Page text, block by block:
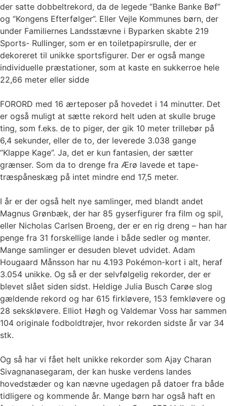
der satte dobbeltrekord, da de legede “Banke Banke Bøf”
og “Kongens Efterfølger”. Eller Vejle Kommunes børn, der
under Familiernes Landsstævne i Byparken skabte 219
Sports- Rullinger, som er en toiletpapirsrulle, der er
dekoreret til unikke sportsfigurer. Der er også mange
individuelle præstationer, som at kaste en sukkerroe hele
22,66 meter eller sidde
FORORD med 16 ærteposer på hovedet i 14 minutter. Det
er også muligt at sætte rekord helt uden at skulle bruge
ting, som f.eks. de to piger, der gik 10 meter trillebør på
6,4 sekunder, eller de to, der leverede 3.038 gange
“Klappe Kage”. Ja, det er kun fantasien, der sætter
grænser. Som da to drenge fra Ærø lavede et tape-
træspåneskæg på intet mindre end 17,5 meter.
I år er der også helt nye samlinger, med blandt andet
Magnus Grønbæk, der har 85 gyserfigurer fra film og spil,
eller Nicholas Carlsen Broeng, der er en rig dreng – han har
penge fra 31 forskellige lande i både sedler og mønter.
Mange samlinger er desuden blevet udvidet. Adam
Hougaard Månsson har nu 4.193 Pokémon-kort i alt, heraf
3.054 unikke. Og så er der selvfølgelig rekorder, der er
blevet slået siden sidst. Heldige Julia Busch Carøe slog
gældende rekord og har 615 firkløvere, 153 femkløvere og
28 sekskløvere. Elliot Høgh og Valdemar Voss har sammen
104 originale fodboldtrøjer, hvor rekorden sidste år var 34
stk.
Og så har vi fået helt unikke rekorder som Ajay Charan
Sivagnanasegaram, der kan huske verdens landes
hovedstæder og kan nævne ugedagen på datoer fra både
tidligere og kommende år. Mange børn har også haft en